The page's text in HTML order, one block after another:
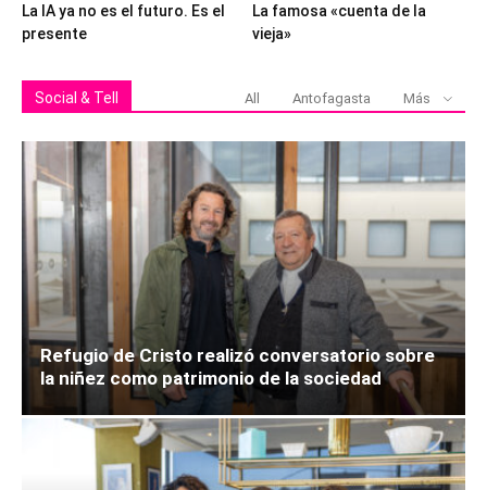
La IA ya no es el futuro. Es el
presente
La famosa «cuenta de la
vieja»
Social & Tell All Antofagasta Más
Refugio de Cristo realizó conversatorio sobre
la niñez como patrimonio de la sociedad